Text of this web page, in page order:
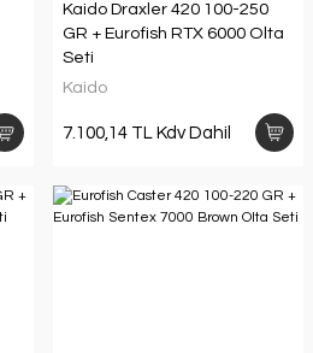
Kaido Draxler 420 100-250
GR + Eurofish RTX 6000 Olta
Seti
Kaido
7.100,14 TL Kdv Dahil